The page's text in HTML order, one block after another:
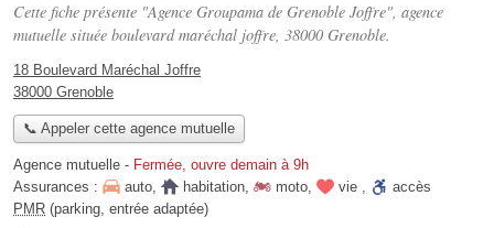
Cette fiche présente "Agence Groupama de Grenoble Joffre", agence
mutuelle située boulevard maréchal joffre, 38000 Grenoble.
18 Boulevard Maréchal Joffre
38000 Grenoble
📞 Appeler cette agence mutuelle
Agence mutuelle - Fermée, ouvre demain à 9h
Assurances :
auto, habitation, moto, vie ,
accès
PMR (parking, entrée adaptée)